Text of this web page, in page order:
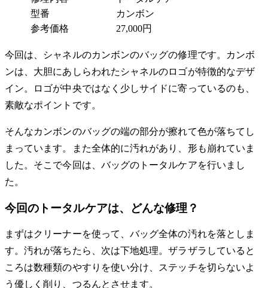
型番
カンボン
参考価格
27,000円
今回は、シャネルのカンボンのバッグの修理です。カンボ
ンは、大胆にあしらわれたシャネルのロゴが特徴的なデザ
イン。ロゴが中央ではなく少しサイドに寄っているのも、
素敵なポイントです。
そんなカンボンのバッグの端の部分が擦れて色が落ちてし
まっています。また全体的に汚れがあり、形も崩れていま
した。そこで今回は、バッグのトータルケアを行いまし
た。
今回のトータルケアは、どんな修理？
まずはクリーナーを使って、バッグ全体の汚れを落としま
す。汚れが落ちたら、次は下地処理。ザラザラしていると
ころは数種類のやすりを使い分け、ステッチを切らないよ
う優しく削り、つるんとさせます。